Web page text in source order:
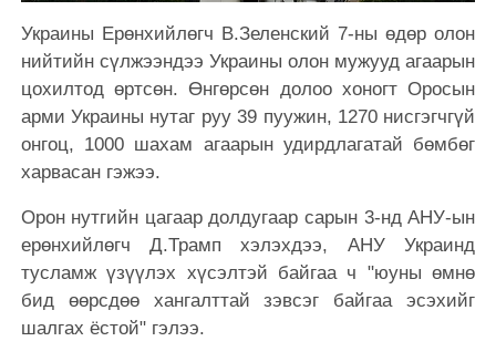
Украины Ерөнхийлөгч В.Зеленский 7-ны өдөр олон
нийтийн сүлжээндээ Украины олон мужууд агаарын
цохилтод өртсөн. Өнгөрсөн долоо хоногт Оросын
арми Украины нутаг руу 39 пуужин, 1270 нисгэгчгүй
онгоц, 1000 шахам агаарын удирдлагатай бөмбөг
харвасан гэжээ.
Орон нутгийн цагаар долдугаар сарын 3-нд АНУ-ын
ерөнхийлөгч Д.Трамп хэлэхдээ, АНУ Украинд
тусламж үзүүлэх хүсэлтэй байгаа ч "юуны өмнө
бид өөрсдөө хангалттай зэвсэг байгаа эсэхийг
шалгах ёстой" гэлээ.